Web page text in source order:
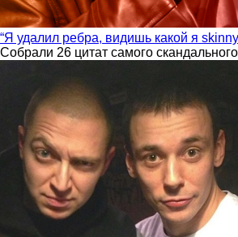
“Я удалил ребра, видишь какой я
Собрали 26 цитат самого